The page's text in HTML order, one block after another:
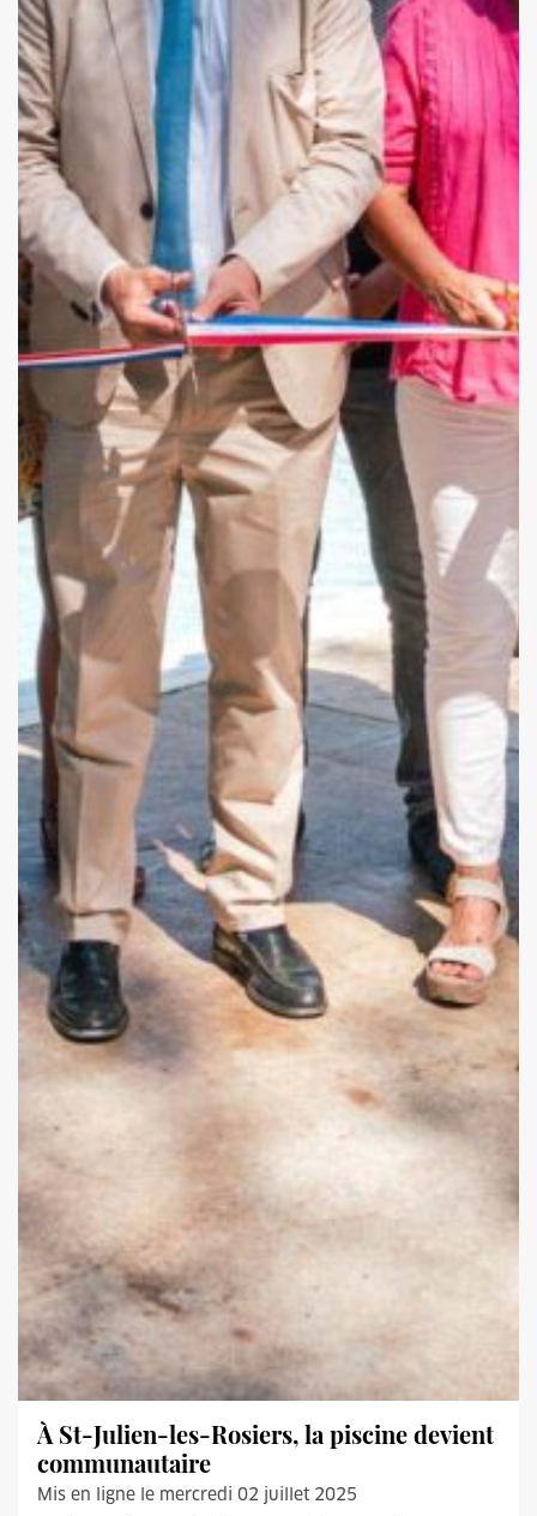
À St-Julien-les-Rosiers, la piscine devient
communautaire
Mis en ligne le mercredi 02 juillet 2025